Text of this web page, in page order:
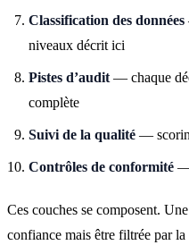
Classification des données
niveaux décrit ici
Pistes d’audit — chaque
complète
Suivi de la qualité —
Contrôles de conformité —
Ces couches se composent.
confiance mais être filtrée par